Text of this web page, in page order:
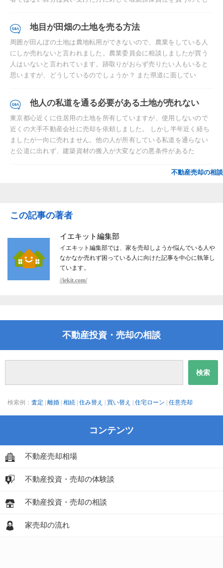
地目が田畑の土地を売る方法
周囲が田んぼの土地は農地転用ができないので、農業をしている人
にしか売れないと言われました。農業委員会に相談しましたが買う
人はいないと言われています。跡取りがおらず売りたい人もいると
思いますが、どうしているのでしょうか？ また県道に面してい
他人の私道を通る必要がある土地が売れない
東京都心近くに住居用の土地を所有していますが、使用しないので
近くの大手不動産会社に売却を依頼しました。 しかし半年近く経ち
ましたが一向に売れません。他の人が所有している私道を通らない
と公道に出れず、建築資材の搬入が大変などの悪条件があるた
不動産売却の相談
この記事の著者
イエキット編集部
イエキット編集部では、家を売却しようか悩んでいる人や
なかなか売れず困っている人に向けた記事を中心に執筆し
ています。
//iekit.com/
不動産投資・売却の相談
検索例： 査定 離婚 相続 住み替え 買い替え 住宅ローン 任意売却
コンテンツ
不動産売却相場
不動産投資・売却の体験談
不動産投資・売却の相談
家売却の流れ